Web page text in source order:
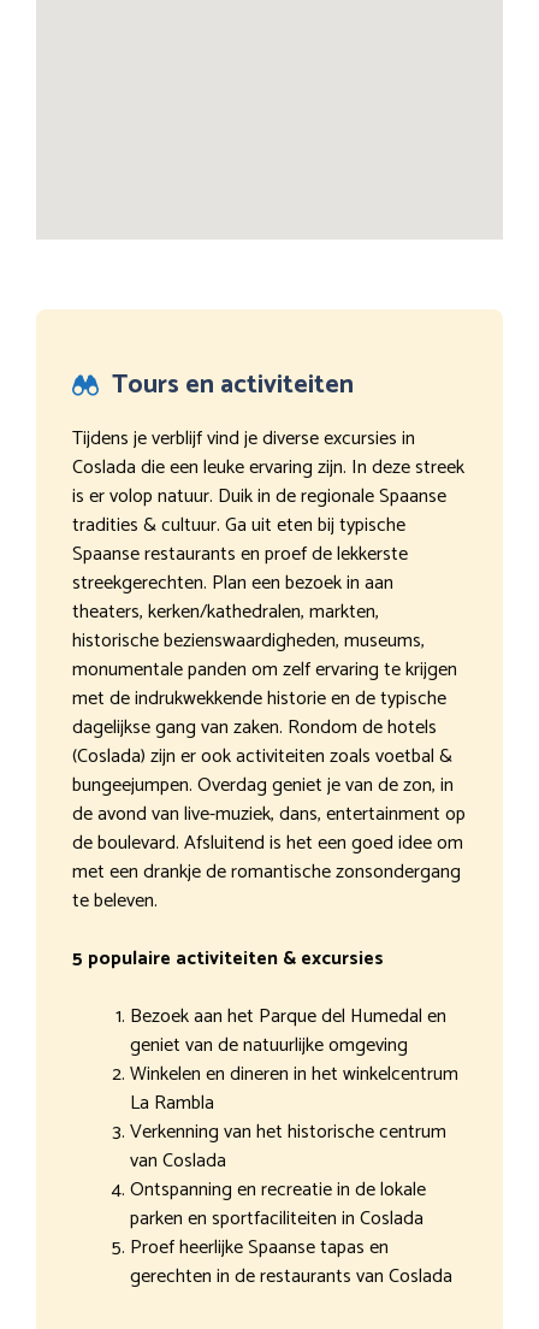
Tours en activiteiten
Tijdens je verblijf vind je diverse excursies in
Coslada die een leuke ervaring zijn. In deze streek
is er volop natuur. Duik in de regionale Spaanse
tradities & cultuur. Ga uit eten bij typische
Spaanse restaurants en proef de lekkerste
streekgerechten. Plan een bezoek in aan
theaters, kerken/kathedralen, markten,
historische bezienswaardigheden, museums,
monumentale panden om zelf ervaring te krijgen
met de indrukwekkende historie en de typische
dagelijkse gang van zaken. Rondom de hotels
(Coslada) zijn er ook activiteiten zoals voetbal &
bungeejumpen. Overdag geniet je van de zon, in
de avond van live-muziek, dans, entertainment op
de boulevard. Afsluitend is het een goed idee om
met een drankje de romantische zonsondergang
te beleven.
5 populaire activiteiten & excursies
Bezoek aan het Parque del Humedal en
geniet van de natuurlijke omgeving
Winkelen en dineren in het winkelcentrum
La Rambla
Verkenning van het historische centrum
van Coslada
Ontspanning en recreatie in de lokale
parken en sportfaciliteiten in Coslada
Proef heerlijke Spaanse tapas en
gerechten in de restaurants van Coslada